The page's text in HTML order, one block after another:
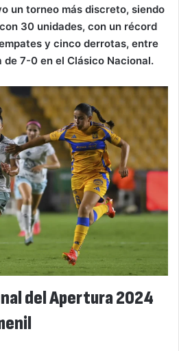
un torneo más discreto, siendo
30 unidades, con un récord
y cinco derrotas, entre
7-0 en el Clásico Nacional.
del Apertura 2024